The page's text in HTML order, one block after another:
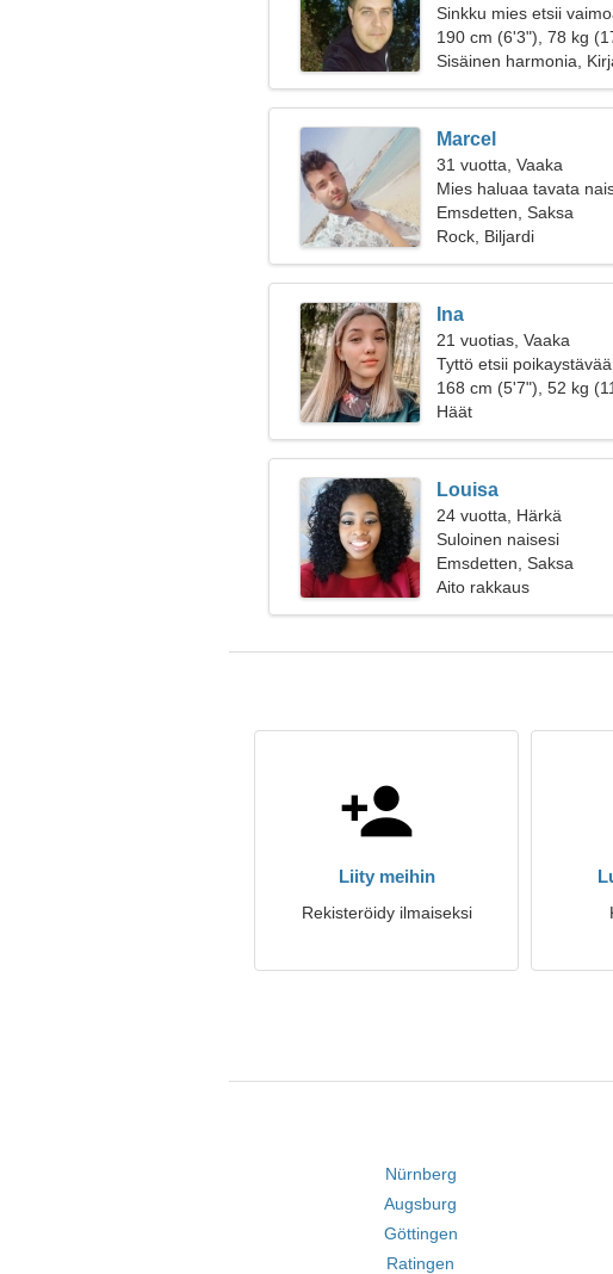
Sinkku mies etsii
190 cm (6'3"), 78 kg
Sisäinen harmonia,
Marcel
31 vuotta, Vaaka
Mies haluaa tavata
Emsdetten, Saksa
Rock, Biljardi
Ina
21 vuotias, Vaaka
Tyttö etsii poikaystävää
168 cm (5'7"), 52 kg
Häät
Louisa
24 vuotta, Härkä
Suloinen naisesi
Emsdetten, Saksa
Aito rakkaus
Liity meihin
Rekisteröidy ilmaiseksi
Nürnberg
Augsburg
Göttingen
Ratingen